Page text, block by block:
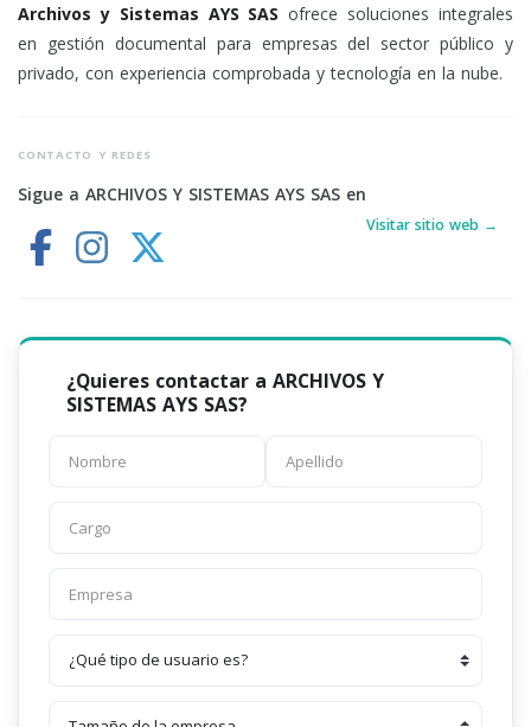
Archivos y Sistemas AYS SASofrece soluciones integrales
en gestión documental para empresas del sector público y
privado, con experiencia comprobada y tecnología en la nube.
CONTACTO Y REDES
Sigue a ARCHIVOS Y SISTEMAS AYS SAS en
Visitar sitio web →
¿Quieres contactar a ARCHIVOS Y
SISTEMAS AYS SAS?